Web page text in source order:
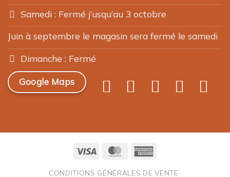
Samedi : Fermé j’usqu’au 3 octobre
Juin à septembre le magasin sera fermé le samedi
Dimanche : Fermé
Google Maps
Visa MasterCard
CONDITIONS GÉNÉRALES DE VENTE